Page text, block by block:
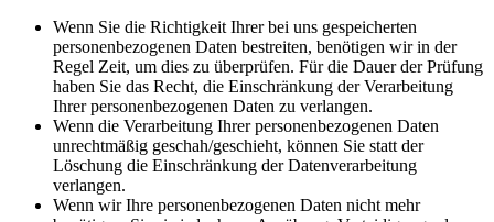
Wenn Sie die Richtigkeit Ihrer bei uns gespeicherten
personenbezogenen Daten bestreiten, benötigen wir in der
Regel Zeit, um dies zu überprüfen. Für die Dauer der Prüfung
haben Sie das Recht, die Einschränkung der Verarbeitung
Ihrer personenbezogenen Daten zu verlangen.
Wenn die Verarbeitung Ihrer personenbezogenen Daten
unrechtmäßig geschah/geschieht, können Sie statt der
Löschung die Einschränkung der Datenverarbeitung
verlangen.
Wenn wir Ihre personenbezogenen Daten nicht mehr